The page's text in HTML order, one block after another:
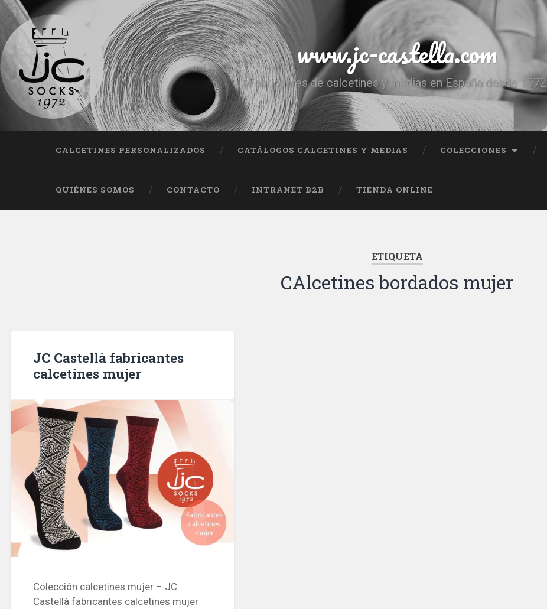
www.jc-castella.com
Fabricantes de calcetines y medias en España desde 1972
CALCETINES PERSONALIZADOS CATÁLOGOS CALCETINES Y MEDIAS COLECCIONES
QUIÉNES SOMOS CONTACTO INTRANET B2B TIENDA ONLINE
ETIQUETA
CAlcetines bordados mujer
JC Castellà fabricantes
calcetines mujer
Colección calcetines mujer – JC
Castellà fabricantes calcetines mujer